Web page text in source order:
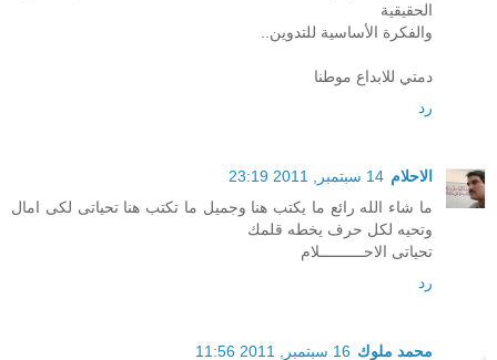
الحقيقية
والفكرة الأساسية للتدوين..
دمتي للابداع موطنا
رد
الاحلام 14 سبتمبر, 2011 23:19
ما شاء الله رائع ما يكتب هنا وجميل ما تكتب هنا تحياتى لكى امال
وتحيه لكل حرف يخطه قلمك
تحياتى الاحــــــــــلام
رد
محمد ملوك 16 سبتمبر, 2011 11:56